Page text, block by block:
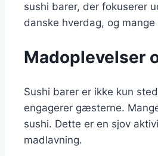
sushi barer, der fokuserer
danske hverdag, og
Madoplevelser
Sushi barer er ikke kun
engagerer gæsterne.
sushi. Dette er en sjov
madlavning.